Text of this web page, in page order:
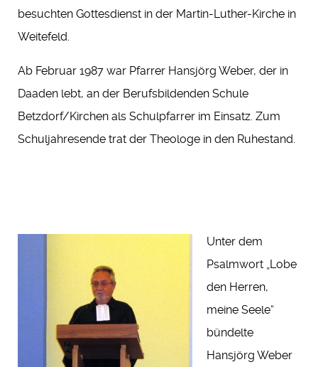
besuchten Gottesdienst in der Martin-Luther-Kirche in
Weitefeld.
Ab Februar 1987 war Pfarrer Hansjörg Weber, der in
Daaden lebt, an der Berufsbildenden Schule
Betzdorf/Kirchen als Schulpfarrer im Einsatz. Zum
Schuljahresende trat der Theologe in den Ruhestand.
Unter dem
Psalmwort „Lobe
den Herren,
meine Seele“
bündelte
Hansjörg Weber